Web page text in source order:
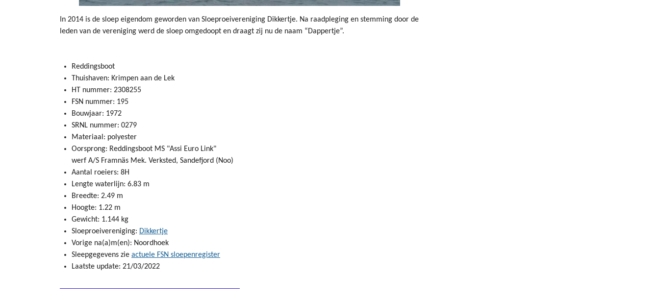
In 2014 is de sloep eigendom geworden van Sloeproeivereniging Dikkertje. Na raadpleging en stemming door de
leden van de vereniging werd de sloep omgedoopt en draagt zij nu de naam “Dappertje”.
Reddingsboot
Thuishaven: Krimpen aan de Lek
HT nummer: 2308255
FSN nummer: 195
Bouwjaar: 1972
SRNL nummer: 0279
Materiaal: polyester
Oorsprong: Reddingsboot MS "Assi Euro Link"
werf A/S Framnäs Mek. Verksted, Sandefjord (Noo)
Aantal roeiers: 8H
Lengte waterlijn: 6.83 m
Breedte: 2.49 m
Hoogte: 1.22 m
Gewicht: 1.144 kg
Sloeproeivereniging: Dikkertje
Vorige na(a)m(en): Noordhoek
Sleepgegevens zie actuele FSN sloepenregister
Laatste update: 21/03/2022